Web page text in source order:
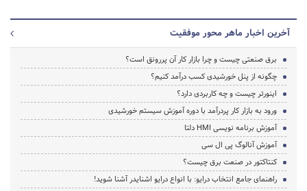
آخرین اخبار ماهر محور موفقیت
برق صنعتی چیست و چرا بازار کار آن پررونق است؟
چگونه از پنل خورشیدی کسب درآمد کنیم؟
اینورتر چیست و چه کاربردی دارد؟
ورود به بازار کار پردرآمد با دوره آموزش سیستم خورشیدی
آموزش برنامه نویسی HMI دلتا
آموزش آنالوگ پی ال سی
کنتاکتور در صنعت برق چیست؟
راهنمای جامع انتخاب درایو: با انواع درایو اشنایدر آشنا شوید!